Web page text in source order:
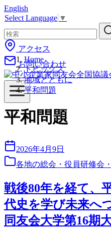
コ
ン
テ
ン
ツ
へ
移
動
English
Select Language ▼
アクセス
お問い合わせ
Home
トピックス
地域とともに
平和問題
平和問題
2026年4月9日
各地の総会・役員研修会
戦後80年を経て、
代史を学び未来へ
同友会大学第16期